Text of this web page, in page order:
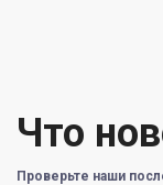
Что
Проверьте наши